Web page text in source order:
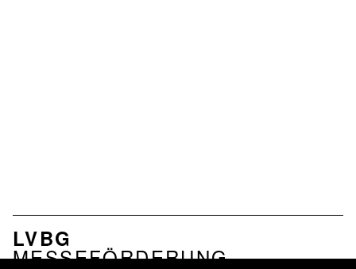
NAVIGATION
VERBAND
LVBG
MESSEFÖRDERUNG